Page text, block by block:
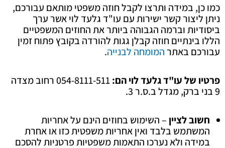
כמו כן, במידה ותרצו לקבל חוזה משפטי מותאם עבורכם,
ניתן ליצור קשר ישירות עם עו"ד גלעד לוי אשר ערך
ביסודיות וברמה הגבוהה ביותר את החוזים המשפטיים
הללו בינתיים חוזה קבלן גגות להורדה בקובץ פתוח זמין
עבורכם באתרהמומחה לבנייה.
פרטיו של עו"ד גלעד לוי הם:
054-8111-511 רחוב מצדה
9 בני ברק, מגדל ב.ס.ר 3.
חשוב לציין – השימוש בחוזים הינם על אחריות
המשתמש בלבד ואין אחריות משפטית כזו או אחרת
במידה ולא נערכו התאמות משפטיות פרטניות להסכם